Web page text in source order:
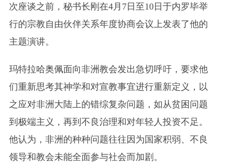
次座谈之前，秘书长刚在4月7日至10日于内罗毕举
行的宗教自由伙伴关系年度协商会议上发表了他的
主题演讲。
玛特拉哈奥佩面向非洲教会发出急切呼吁，要求他
们重新思考其神学和对宣教事宜进行重新定义，以
之应对非洲大陆上的错综复杂问题，如从贫困问题
到极端主义，再到不良治理和对年轻人投资不足。
他认为，非洲的种种问题往往因为国家积弱、不良
领导和教会未能全面参与社会而加剧。